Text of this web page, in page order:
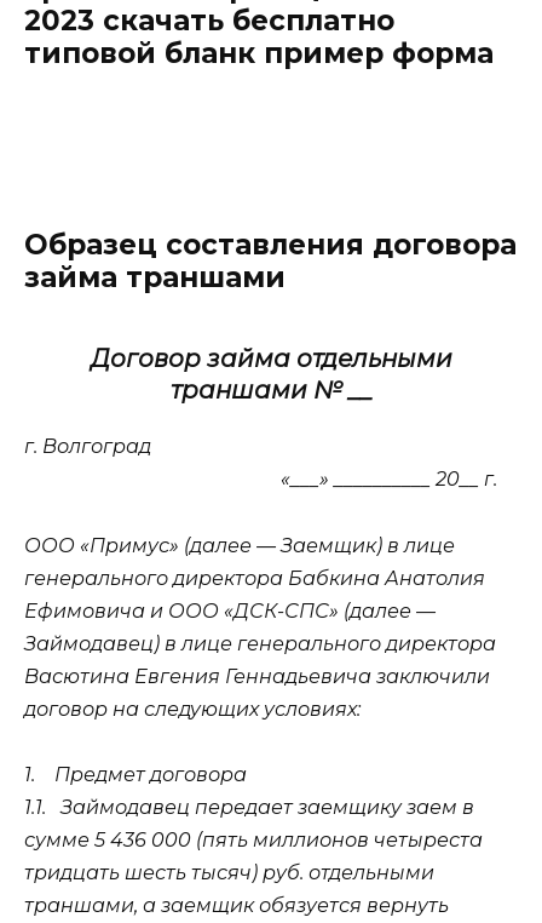
2023 скачать бесплатно
типовой бланк пример форма
Образец составления договора
займа траншами
Договор займа отдельными
траншами № __
г. Волгоград
«___» __________ 20__ г.
ООО «Примус» (далее — Заемщик) в лице
генерального директора Бабкина Анатолия
Ефимовича и ООО «ДСК-СПС» (далее —
Займодавец) в лице генерального директора
Васютина Евгения Геннадьевича заключили
договор на следующих условиях:
1. Предмет договора
1.1.Займодавец передает заемщику заем в
сумме 5 436 000 (пять миллионов четыреста
тридцать шесть тысяч) руб. отдельными
траншами, а заемщик обязуется вернуть